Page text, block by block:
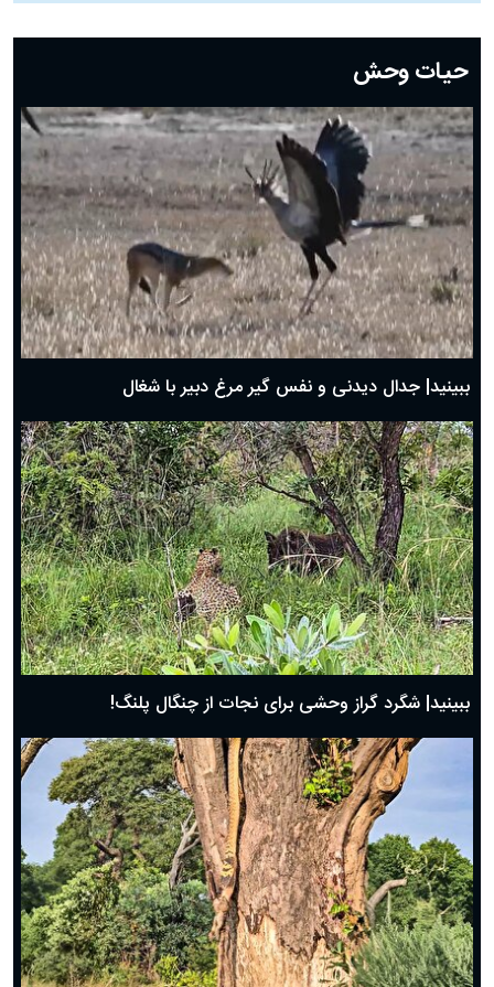
دعای روز بیستم ماه رمضان؛ ۱۹ اسفند ۱۴۰۴
دعای روز هشتم ماه مبارک رمضان؛ ۷ اسفند ماه ۱۴۰۴
دعای روز هفتم ماه رمضان؛ ۶ اسفند ۱۴۰۴
دعای روز ششم ماه رمضان؛ ۵ اسفند ۱۴۰۴
دعای روز پنجم ماه رمضان؛ ۴ اسفند ۱۴۰۴
دعای روز چهارم ماه مبارک رمضان؛ ۳ اسفند ۱۴۰۴
دعای روز سوم ماه مبارک رمضان؛ ۱۴ اسفند ۱۴۰۴
دعای روز دوم ماه مبارک رمضان ۱ اسفند ماه ۱۴۰۴
دعای روز اول ماه مبارک رمضان، ۳۰ بهمن ۱۴۰۴
حضرت زینب(س) چگونه از دنیا رفت؟
بهترین پیامک تبریک روز پدر ۱۴۰۴؛ جملات زیبا و صمیمانه
حیات وحش
ببینید| جدال دیدنی و نفس گیر مرغ دبیر با شغال
ببینید| شگرد گراز وحشی برای نجات از چنگال پلنگ!